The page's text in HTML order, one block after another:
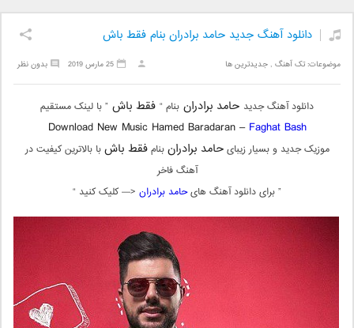
دانلود آهنگ جدید حامد برادران بنام فقط باش
موضوعات:تک آهنگ ,جدیدترین ها بدون نظر 25 مارس 2019
دانلود آهنگ جدید حامد برادران بنام “ فقط باش ” با لینک مستقیم
Download New Music Hamed Baradaran – Faghat Bash
موزیک جدید و بسیار زیبایحامد برادرانبنامفقط باشبا بالاترین کیفیت در
آهنگ فاخر
” برای دانلود آهنگ هایحامد برادران <— کلیک کنید “